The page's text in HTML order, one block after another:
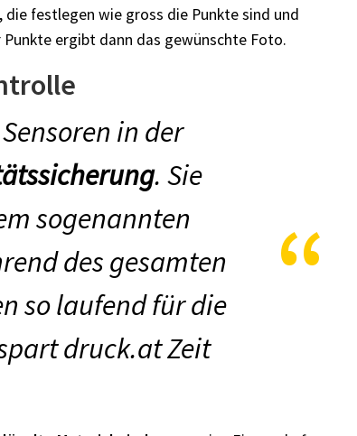
festlegen wie gross die Punkte sind und
ergibt dann das gewünschte Foto.
in der
. Sie
sogenannten
des gesamten
so laufend für die
druck.at Zeit